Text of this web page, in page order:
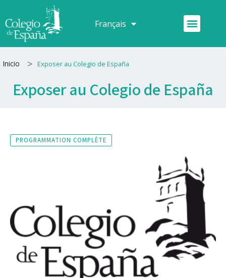
au
contenu
Français
Español Menu
Inicio > Exposer au Colegio de España
Exposer au Colegio de España
PROGRAMMATION COMPLÈTE